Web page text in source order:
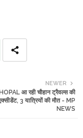
NEWER
आ रही चौहान ट्रैवल्स की
3 यात्रियों की मौत - MP
NEWS